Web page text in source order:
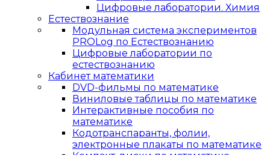
Цифровые лаборатории. Химия
Естествознание
Модульная система экспериментов
PROLog по Естествознанию
Цифровые лаборатории по
естествознанию
Кабинет математики
DVD-фильмы по математике
Виниловые таблицы по математике
Интерактивные пособия по
математике
Кодотранспаранты, фолии,
электронные плакаты по математике